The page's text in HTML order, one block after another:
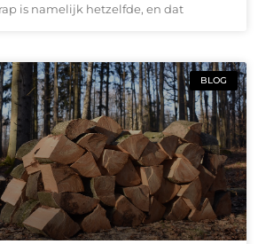
is namelijk hetzelfde, en dat
BLOG